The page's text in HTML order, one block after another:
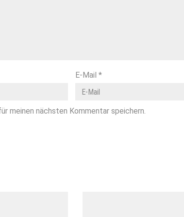
E-Mail *
meinen nächsten Kommentar speichern.